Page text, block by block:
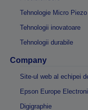
Tehnologie Micro Piezo
Tehnologii inovatoare
Tehnologii durabile
Company
Site-ul web al echipei
Epson Europe
Digigraphie